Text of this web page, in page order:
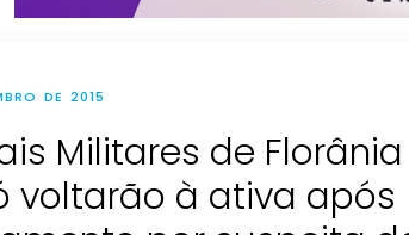
DE 2015
Militares de
voltarão à ativa após